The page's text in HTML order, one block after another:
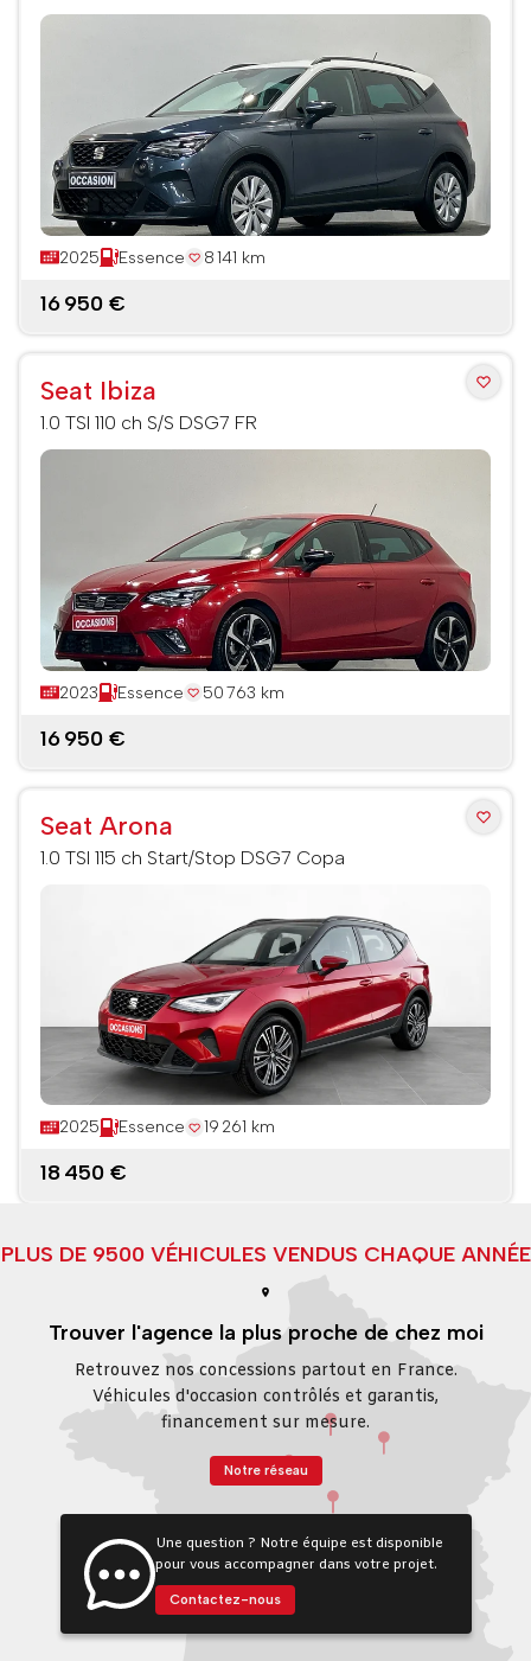
2025 Essence 8 141 km
16 950 €
Seat Ibiza
1.0 TSI 110 ch S/S DSG7 FR
2023 Essence 50 763 km
16 950 €
Seat Arona
1.0 TSI 115 ch Start/Stop DSG7 Copa
2025 Essence 19 261 km
18 450 €
PLUS DE 9500 VÉHICULES VENDUS CHAQUE ANNÉE
Trouver l'agence la plus proche de chez moi
Retrouvez nos concessions partout en France.
Véhicules d'occasion contrôlés et garantis,
financement sur mesure.
Notre réseau
Une question ? Notre équipe est disponible
pour vous accompagner dans votre projet.
Contactez-nous